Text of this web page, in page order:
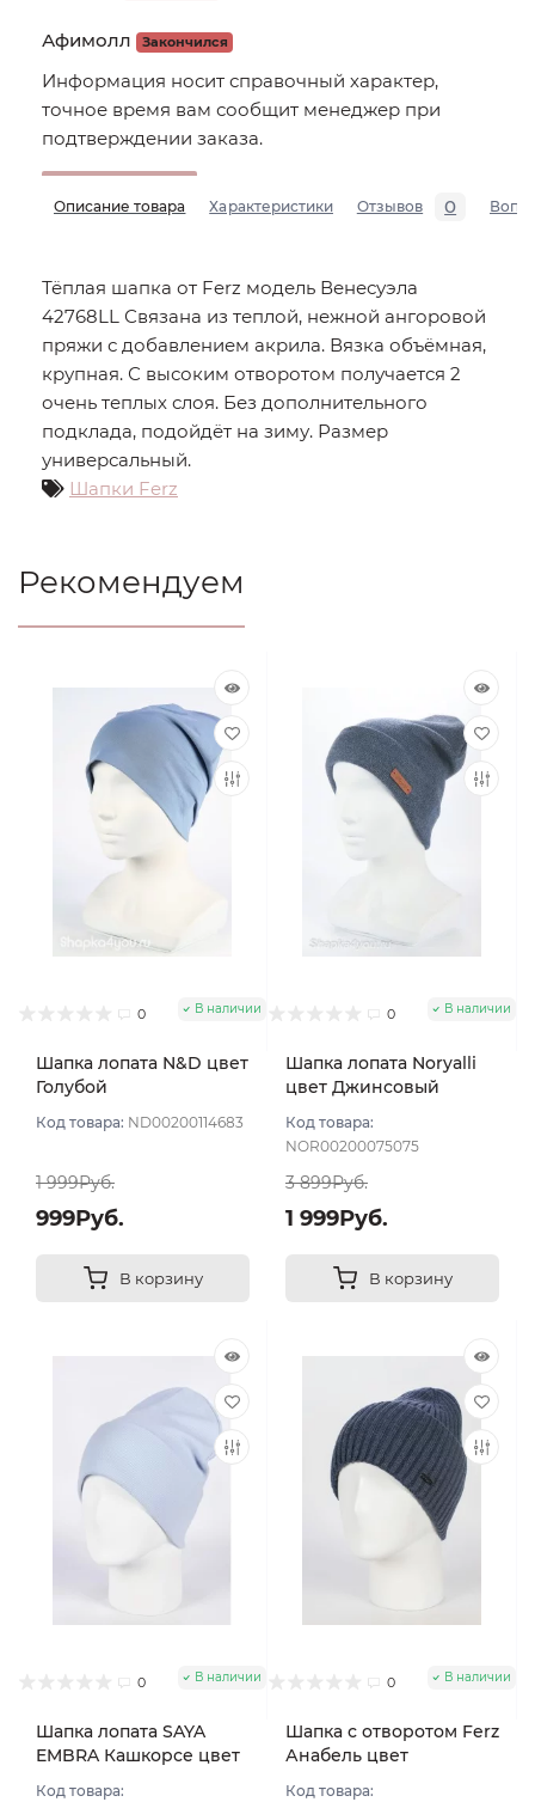
Афимолл Закончился
Информация носит справочный характер,
точное время вам сообщит менеджер при
подтверждении заказа.
Описание товара Характеристики Отзывов 0
Тёплая шапка от Ferz модель Венесуэла
42768LL Связана из теплой, нежной ангоровой
пряжи с добавлением акрила. Вязка объёмная,
крупная. С высоким отворотом получается 2
очень теплых слоя. Без дополнительного
подклада, подойдёт на зиму. Размер
универсальный.
Шапки Ferz
Рекомендуем
0 В наличии
Шапка лопата N&D цвет
Голубой
Код товара: ND00200114683
1 999Руб.
999Руб.
В корзину
0 В наличии
Шапка лопата Noryalli
цвет Джинсовый
Код товара:
NOR00200075075
3 899Руб.
1 999Руб.
В корзину
0 В наличии
Шапка лопата SAYA
EMBRA Кашкорсе цвет
Код товара:
0 В наличии
Шапка с отворотом Ferz
Анабель цвет
Код товара: